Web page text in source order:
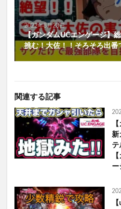
2022年8月28日
【ガンダムUCエンゲージ】
挑む！大佐！！そろそろ出番
関連する記事
新
テ
ー